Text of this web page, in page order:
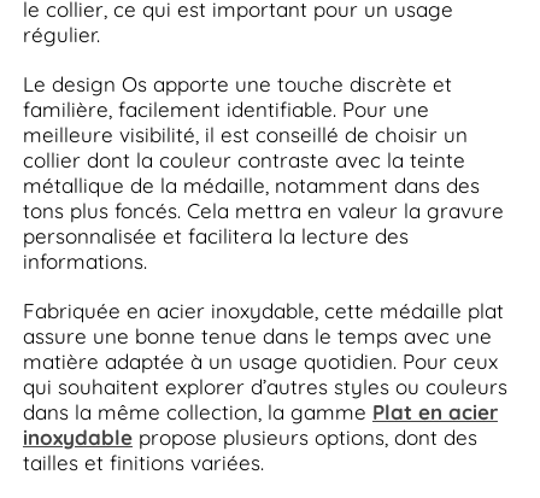
le collier, ce qui est important pour un usage
régulier.
Le design Os apporte une touche discrète et
familière, facilement identifiable. Pour une
meilleure visibilité, il est conseillé de choisir un
collier dont la couleur contraste avec la teinte
métallique de la médaille, notamment dans des
tons plus foncés. Cela mettra en valeur la gravure
personnalisée et facilitera la lecture des
informations.
Fabriquée en acier inoxydable, cette médaille plat
assure une bonne tenue dans le temps avec une
matière adaptée à un usage quotidien. Pour ceux
qui souhaitent explorer d’autres styles ou couleurs
dans la même collection, la gamme Plat en acier
inoxydablepropose plusieurs options, dont des
tailles et finitions variées.